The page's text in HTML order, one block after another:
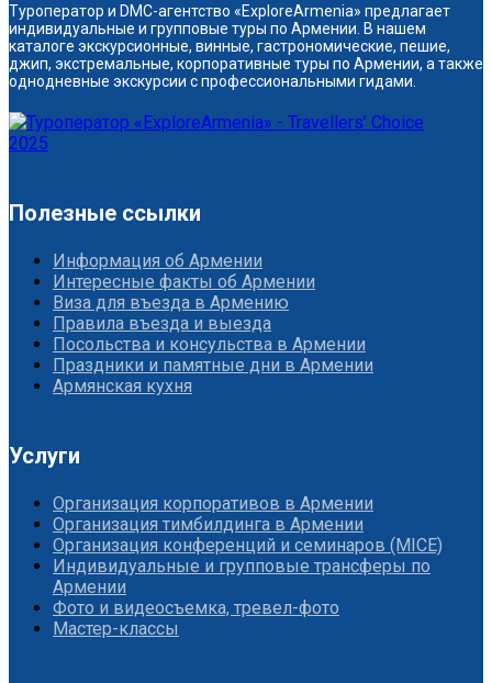
Туроператор и DMC-агентство «ExploreArmenia» предлагает
индивидуальные и групповые туры по Армении. В нашем
каталоге экскурсионные, винные, гастрономические, пешие,
джип, экстремальные, корпоративные туры по Армении, а также
однодневные экскурсии с профессиональными гидами.
Полезные ссылки
Информация об Армении
Интересные факты об Армении
Виза для въезда в Армению
Правила въезда и выезда
Посольства и консульства в Армении
Праздники и памятные дни в Армении
Армянская кухня
Услуги
Организация корпоративов в Армении
Организация тимбилдинга в Армении
Организация конференций и семинаров (MICE)
Индивидуальные и групповые трансферы по
Армении
Фото и видеосъемка, тревел-фото
Мастер-классы